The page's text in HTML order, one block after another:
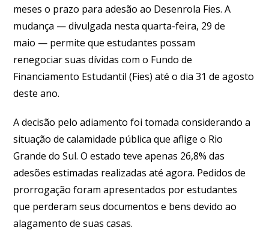
meses o prazo para adesão ao Desenrola Fies. A
mudança — divulgada nesta quarta-feira, 29 de
maio — permite que estudantes possam
renegociar suas dívidas com o Fundo de
Financiamento Estudantil (Fies) até o dia 31 de agosto
deste ano.
A decisão pelo adiamento foi tomada considerando a
situação de calamidade pública que aflige o Rio
Grande do Sul. O estado teve apenas 26,8% das
adesões estimadas realizadas até agora. Pedidos de
prorrogação foram apresentados por estudantes
que perderam seus documentos e bens devido ao
alagamento de suas casas.